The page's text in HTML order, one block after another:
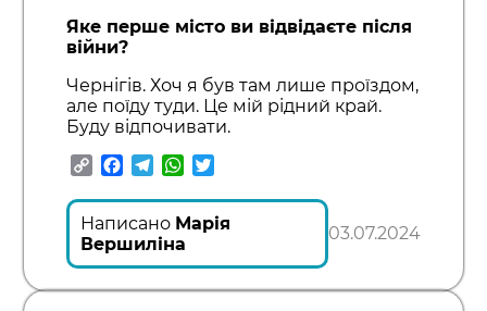
Яке перше місто ви відвідаєте після
війни?
Чернігів. Хоч я був там лише проїздом,
але поїду туди. Це мій рідний край.
Буду відпочивати.
CopyFacebook
TelegramWhatsApp
Написано Марія
Вершиліна
03.07.2024